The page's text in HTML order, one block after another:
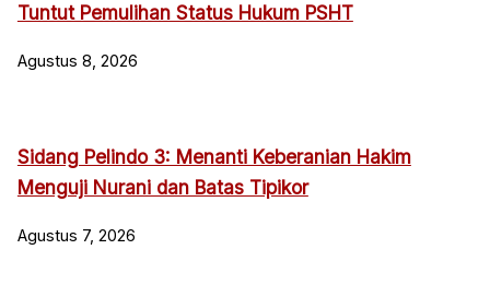
Tuntut Pemulihan Status Hukum PSHT
Agustus 8, 2026
Sidang Pelindo 3: Menanti Keberanian Hakim
Menguji Nurani dan Batas Tipikor
Agustus 7, 2026